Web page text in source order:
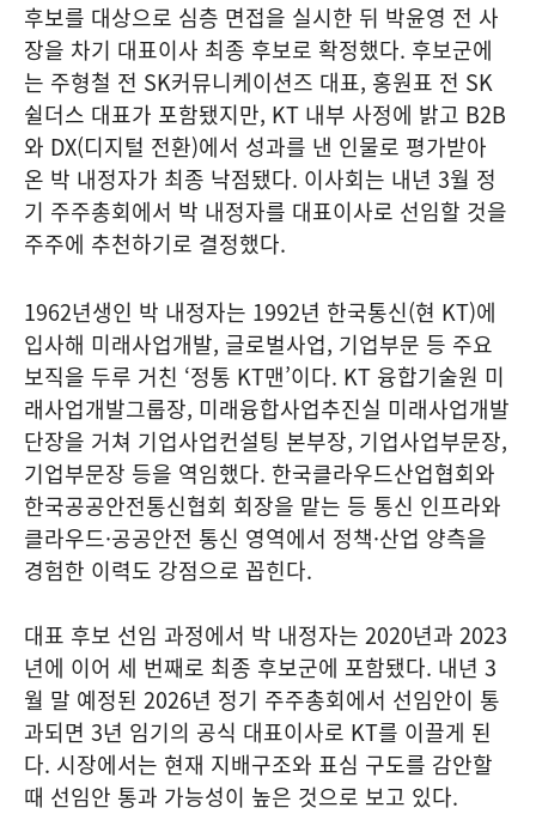
후보를 대상으로 심층 면접을 실시한 뒤 박윤영 전 사
장을 차기 대표이사 최종 후보로 확정했다. 후보군에
는 주형철 전 SK커뮤니케이션즈 대표, 홍원표 전 SK
쉴더스 대표가 포함됐지만, KT 내부 사정에 밝고 B2B
와 DX(디지털 전환)에서 성과를 낸 인물로 평가받아
온 박 내정자가 최종 낙점됐다. 이사회는 내년 3월 정
기 주주총회에서 박 내정자를 대표이사로 선임할 것을
주주에 추천하기로 결정했다.
1962년생인 박 내정자는 1992년 한국통신(현 KT)에
입사해 미래사업개발, 글로벌사업, 기업부문 등 주요
보직을 두루 거친 ‘정통 KT맨’이다. KT 융합기술원 미
래사업개발그룹장, 미래융합사업추진실 미래사업개발
단장을 거쳐 기업사업컨설팅 본부장, 기업사업부문장,
기업부문장 등을 역임했다. 한국클라우드산업협회와
한국공공안전통신협회 회장을 맡는 등 통신 인프라와
클라우드·공공안전 통신 영역에서 정책·산업 양측을
경험한 이력도 강점으로 꼽힌다.
대표 후보 선임 과정에서 박 내정자는 2020년과 2023
년에 이어 세 번째로 최종 후보군에 포함됐다. 내년 3
월 말 예정된 2026년 정기 주주총회에서 선임안이 통
과되면 3년 임기의 공식 대표이사로 KT를 이끌게 된
다. 시장에서는 현재 지배구조와 표심 구도를 감안할
때 선임안 통과 가능성이 높은 것으로 보고 있다.